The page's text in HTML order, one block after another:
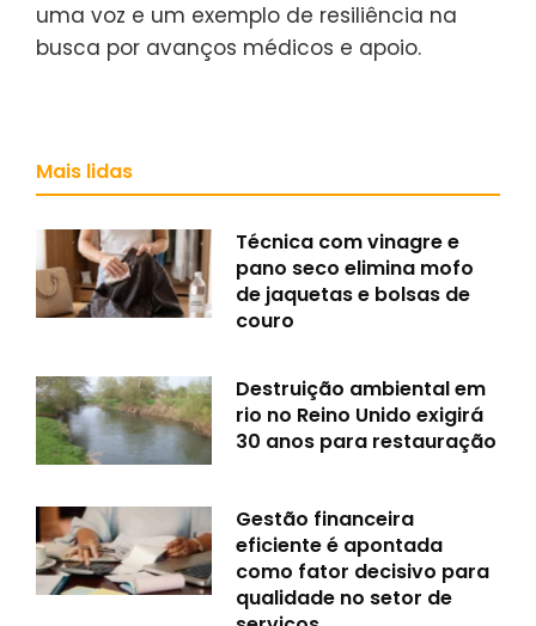
uma voz e um exemplo de resiliência na
busca por avanços médicos e apoio.
Mais lidas
Técnica com vinagre e
pano seco elimina mofo
de jaquetas e bolsas de
couro
Destruição ambiental em
rio no Reino Unido exigirá
30 anos para restauração
Gestão financeira
eficiente é apontada
como fator decisivo para
qualidade no setor de